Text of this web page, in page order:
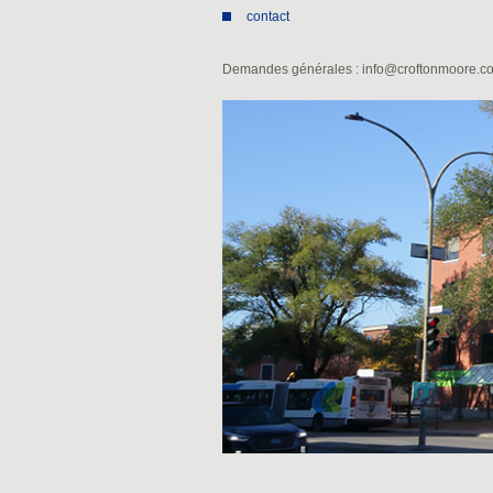
contact
Demandes générales :